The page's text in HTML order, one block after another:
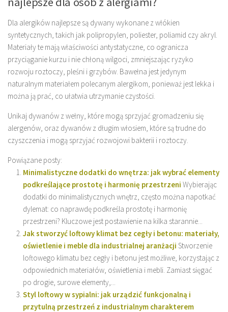
Dla alergików najlepsze są dywany wykonane z włókien
syntetycznych, takich jak polipropylen, poliester, poliamid czy akryl.
Materiały te mają właściwości antystatyczne, co ogranicza
przyciąganie kurzu i nie chłoną wilgoci, zmniejszając ryzyko
rozwoju roztoczy, pleśni i grzybów. Bawełna jest jedynym
naturalnym materiałem polecanym alergikom, ponieważ jest lekka i
można ją prać, co ułatwia utrzymanie czystości.
Unikaj dywanów z wełny, które mogą sprzyjać gromadzeniu się
alergenów, oraz dywanów z długim włosiem, które są trudne do
czyszczenia i mogą sprzyjać rozwojowi bakterii i roztoczy.
Powiązane posty:
Minimalistyczne dodatki do wnętrza: jak wybrać elementy
podkreślające prostotę i harmonię przestrzeni Wybierając
dodatki do minimalistycznych wnętrz, często można napotkać
dylemat: co naprawdę podkreśla prostotę i harmonię
przestrzeni? Kluczowe jest postawienie na kilka starannie...
Jak stworzyć loftowy klimat bez cegły i betonu: materiały,
oświetlenie i meble dla industrialnej aranżacji Stworzenie
loftowego klimatu bez cegły i betonu jest możliwe, korzystając z
odpowiednich materiałów, oświetlenia i mebli. Zamiast sięgać
po drogie, surowe elementy,...
Styl loftowy w sypialni: jak urządzić funkcjonalną i
przytulną przestrzeń z industrialnym charakterem